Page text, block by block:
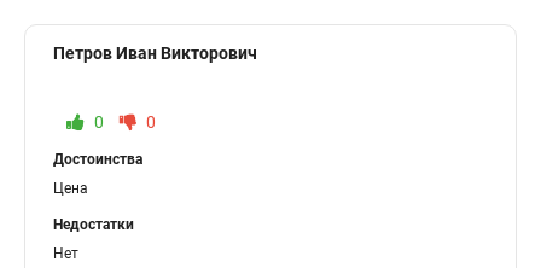
Петров Иван Викторович
0 0
Достоинства
Цена
Недостатки
Нет